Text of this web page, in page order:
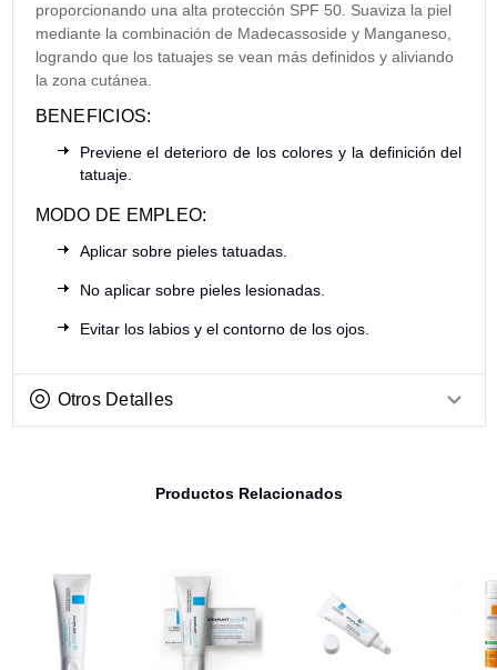
proporcionando una alta protección SPF 50. Suaviza la piel
mediante la combinación de Madecassoside y Manganeso,
logrando que los tatuajes se vean más definidos y aliviando
la zona cutánea.
BENEFICIOS:
Previene el deterioro de los colores y la definición del
tatuaje.
MODO DE EMPLEO:
Aplicar sobre pieles tatuadas.
No aplicar sobre pieles lesionadas.
Evitar los labios y el contorno de los ojos.
Otros Detalles
Productos Relacionados